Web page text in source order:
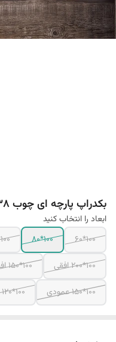
بکدراپ پارچه ای چوب 38
ابعاد را انتخاب کنید
100*60
100*80
100*100
100*200 افقی
100*150 افقی
100*150 عمودی
100*120 عمودی